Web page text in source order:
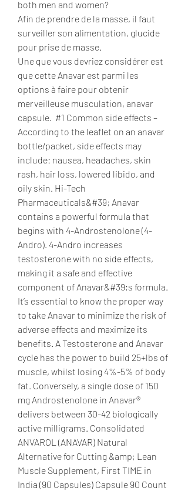
both men and women?
Afin de prendre de la masse, il faut
surveiller son alimentation, glucide
pour prise de masse.
Une que vous devriez considérer est
que cette Anavar est parmi les
options à faire pour obtenir
merveilleuse musculation, anavar
capsule.  #1 Common side effects –
According to the leaflet on an anavar
bottle/packet, side effects may
include: nausea, headaches, skin
rash, hair loss, lowered libido, and
oily skin. Hi-Tech
Pharmaceuticals&#39; Anavar
contains a powerful formula that
begins with 4-Androstenolone (4-
Andro). 4-Andro increases
testosterone with no side effects,
making it a safe and effective
component of Anavar&#39;s formula.
It’s essential to know the proper way
to take Anavar to minimize the risk of
adverse effects and maximize its
benefits. A Testosterone and Anavar
cycle has the power to build 25+lbs of
muscle, whilst losing 4%-5% of body
fat. Conversely, a single dose of 150
mg Androstenolone in Anavar®
delivers between 30-42 biologically
active milligrams. Consolidated
ANVAROL (ANAVAR) Natural
Alternative for Cutting &amp; Lean
Muscle Supplement, First TIME in
India (90 Capsules) Capsule 90 Count